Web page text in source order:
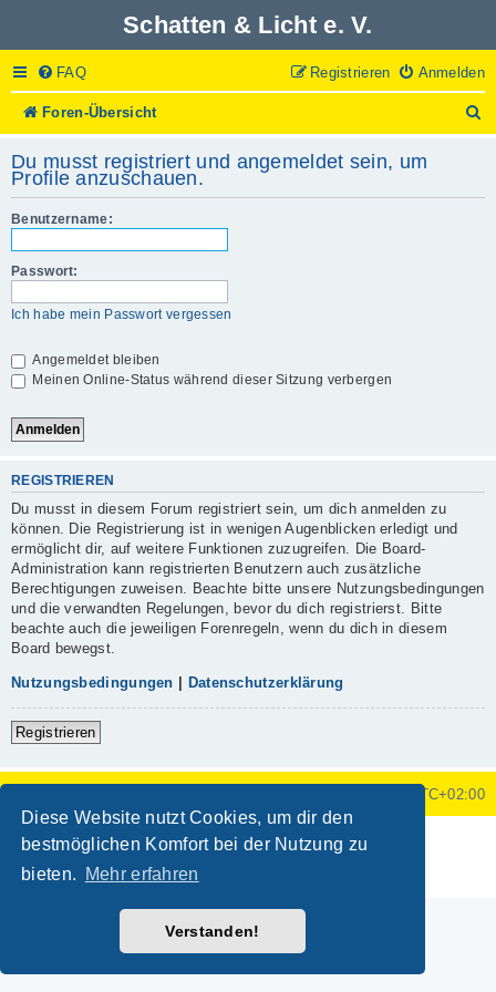
Diese Website nutzt Cookies, um dir den
bestmöglichen Komfort bei der Nutzung zu
bieten.
Mehr erfahren
Verstanden!
Schatten & Licht e. V.
FAQ Anmelden
Registrieren
Foren-Übersicht
u
e
Du musst registriert und angemeldet sein, um
Profile anzuschauen.
Benutzername:
Passwort:
Ich habe mein Passwort vergessen
Angemeldet bleiben
Meinen Online-Status während dieser Sitzung verbergen
REGISTRIEREN
Du musst in diesem Forum registriert sein, um dich anmelden zu
können. Die Registrierung ist in wenigen Augenblicken erledigt und
ermöglicht dir, auf weitere Funktionen zuzugreifen. Die Board-
Administration kann registrierten Benutzern auch zusätzliche
Berechtigungen zuweisen. Beachte bitte unsere Nutzungsbedingungen
und die verwandten Regelungen, bevor du dich registrierst. Bitte
beachte auch die jeweiligen Forenregeln, wenn du dich in diesem
Board bewegst.
Nutzungsbedingungen Datenschutzerklärung
Registrieren
UTC+02:00
Powered by phpBB ® Forum Software © phpBB Limited
phpBB.de
Datenschutz